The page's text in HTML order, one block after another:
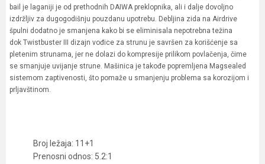
bail je laganiji je od prethodnih DAIWA preklopnika, ali i dalje dovoljno
izdržljiv za dugogodišnju pouzdanu upotrebu. Debljina zida na Airdrive
špulni dodatno je smanjena kako bi se eliminisala nepotrebna težina
dok Twistbuster III dizajn vođice za strunu je savršen za korišćenje sa
pletenim strunama, jer ne dolazi do kompresije prilikom povlačenja, čime
se smanjuje uvijanje strune. Mašinica je takođe popremljena Magsealed
sistemom zaptivenosti, što pomaže u smanjenju problema sa korozijom i
prljavštinom.
Broj ležaja: 11+1
Prenosni odnos: 5.2:1